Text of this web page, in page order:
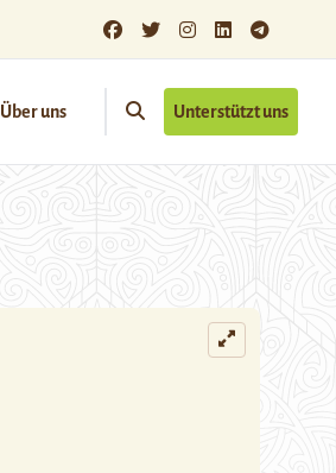
Über uns Unterstützt uns